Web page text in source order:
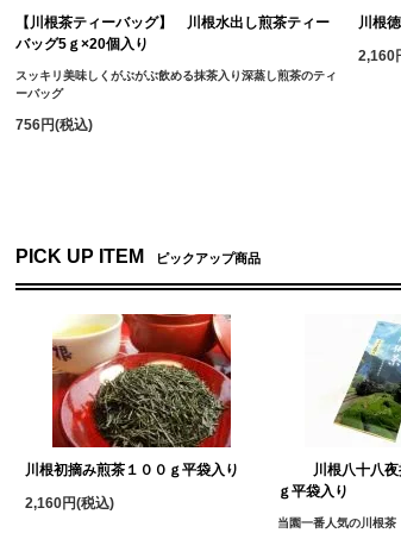
【川根茶ティーバッグ】 川根水出し煎茶ティー
バッグ5ｇ×20個入り
スッキリ美味しくがぶがぶ飲める抹茶入り深蒸し煎茶のティ
ーバッグ
756円(税込)
川根
2,160
PICK UP ITEM ピックアップ商品
川根初摘み煎茶１００ｇ平袋入り
2,160円(税込)
川根八十八
ｇ平袋入り
当園一番人気の川根茶